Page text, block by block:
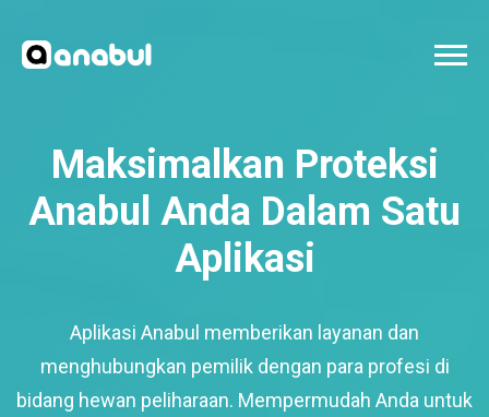
Maksimalkan Proteksi
Anabul Anda Dalam Satu
Aplikasi
Aplikasi Anabul memberikan layanan dan
menghubungkan pemilik dengan para profesi di
bidang hewan peliharaan. Mempermudah Anda untuk